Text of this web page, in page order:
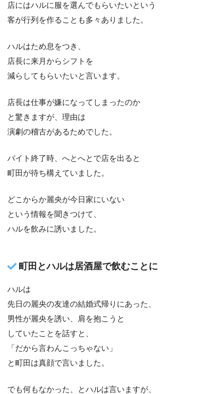
店にはハルに服を選んでもらいたいという
客が行列を作ることも多々ありました。
ハルはため息をつき、
店長に来月からシフトを
減らしてもらいたいと言います。
店長は仕事が嫌になってしまったのか
と驚きますが、理由は
演劇の稽古があるためでした。
バイト終了時、へとへとで店を出ると
町田が待ち構えていました。
どこからか麗央が今日家にいない
という情報を聞きつけて、
ハルを飲みに誘いました。
町田とハルは居酒屋で飲むことに
ハルは
先日の麗央の友達の結婚式帰りにあった、
男性が麗央を誘い、肩を抱こうと
していたことを話すと、
「だから言わんこっちゃない」
と町田は真顔で言いました。
でも何もなかった、とハルは言いますが、